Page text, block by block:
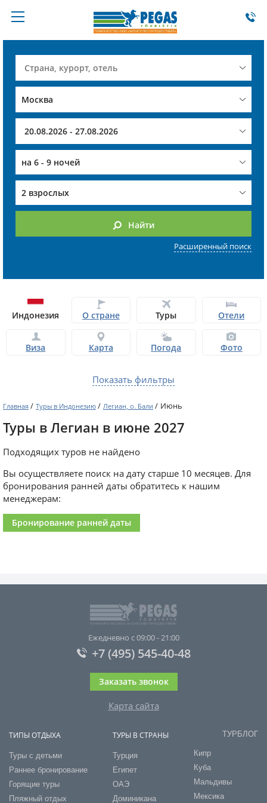
на 6 - 9 ночей
2 взрослых
Найти
Расширенный поиск
Индонезия О стране Туры Отели
Виза Карта Погода Фото
Показать фильтры
Главная / Туры в Индонезию / Легиан, о. Бали / Июнь
Туры в Легиан в июне 2027
Подходящих туров не найдено
Вы осуществляете поиск на дату старше 10 месяцев. Для
бронирования ранней даты обратитесь к нашим
менеджерам:
Бронирование ранней даты
Ежедневно с 09:00 - 21:00
+7 (495) 545-40-48
Заказать звонок
Карта сайта
ТИПЫ ОТДЫХА
Туры с детьми
Раннее бронирование
Горящие туры
Пляжный отдых
ТУРЫ В СТРАНЫ
Турция
Египет
ОАЭ
Доминикана
ТУРБЛОГ
Кипр
Куба
Мальдивы
Мексика